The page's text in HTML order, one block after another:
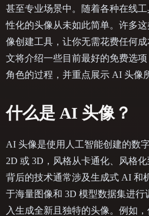
甚至专业场景中。随着各种在线
性化的头像从未如此简单。许多
像创建工具，让你无需花费任何
文将介绍一些目前最好的免费选
角色的过程，并重点展示 AI 头像
什么是 AI 头像？
AI 头像是使用人工智能创建的数
2D 或 3D，风格从卡通化、风格
背后的技术通常涉及生成式 AI 和
于海量图像和 3D 模型数据集进
入生成全新且独特的头像。例如